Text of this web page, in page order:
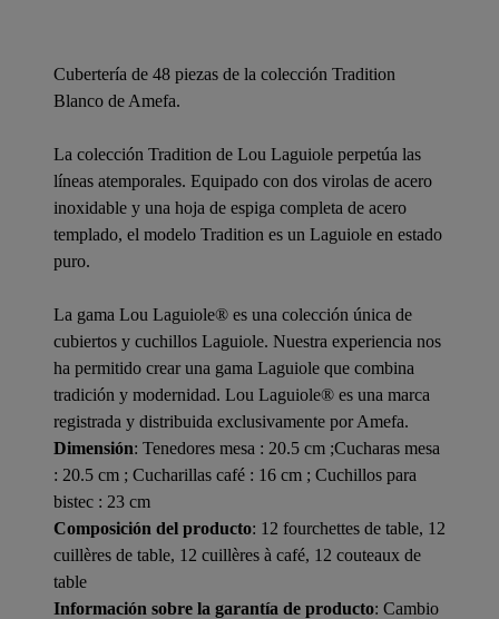
Cubertería de 48 piezas de la colección Tradition
Blanco de Amefa.
La colección Tradition de Lou Laguiole perpetúa las
líneas atemporales. Equipado con dos virolas de acero
inoxidable y una hoja de espiga completa de acero
templado, el modelo Tradition es un Laguiole en estado
puro.
La gama Lou Laguiole® es una colección única de
cubiertos y cuchillos Laguiole. Nuestra experiencia nos
ha permitido crear una gama Laguiole que combina
tradición y modernidad. Lou Laguiole® es una marca
registrada y distribuida exclusivamente por Amefa.
Dimensión: Tenedores mesa : 20.5 cm ;Cucharas mesa
: 20.5 cm ; Cucharillas café : 16 cm ; Cuchillos para
bistec : 23 cm
Composición del producto: 12 fourchettes de table, 12
cuillères de table, 12 cuillères à café, 12 couteaux de
table
Información sobre la garantía de producto: Cambio